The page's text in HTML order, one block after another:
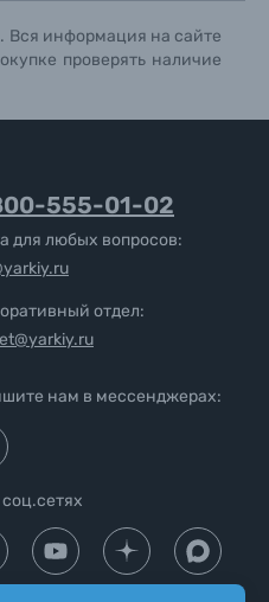
Вся информация на сайте
проверять наличие
555-01-02
для любых вопросов:
отдел:
нам в мессенджерах: